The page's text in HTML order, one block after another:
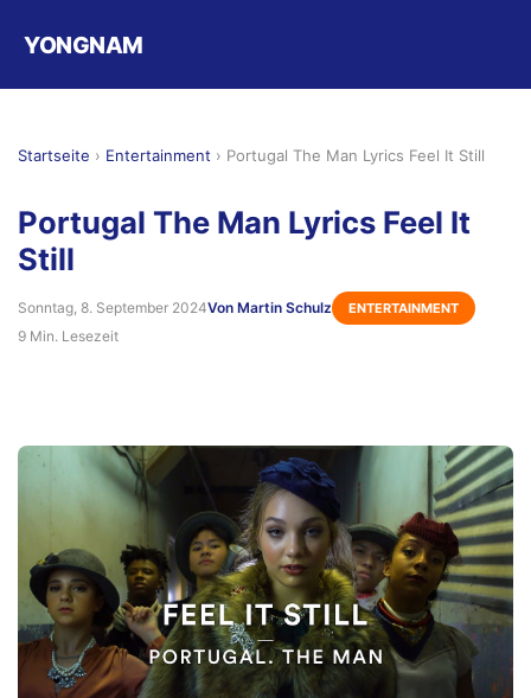
YONGNAM
Startseite › Entertainment › Portugal The Man Lyrics Feel It Still
Portugal The Man Lyrics Feel It
Still
Sonntag, 8. September 2024Von Martin Schulz ENTERTAINMENT
9 Min. Lesezeit